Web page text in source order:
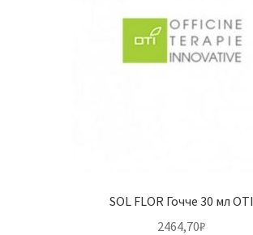
SOL FLOR Гочче 30 мл OTI
2464,70₽